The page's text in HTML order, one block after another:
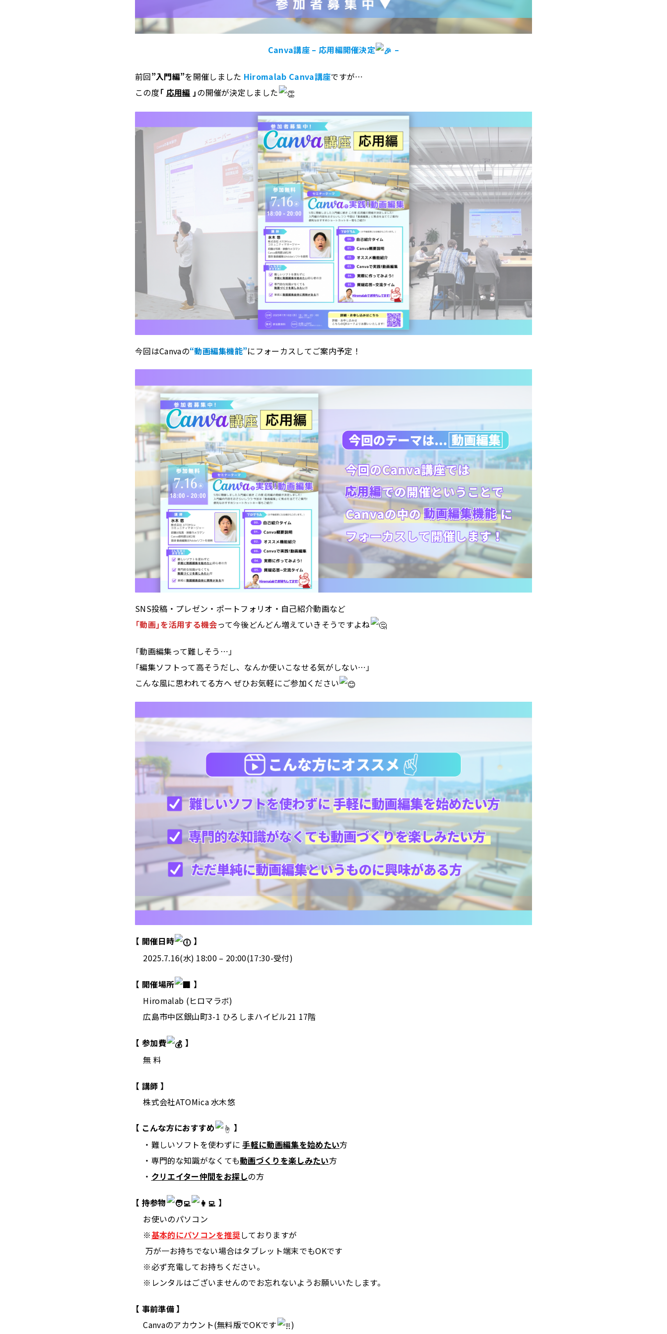
Canva講座 – 応用編開催決定 –
前回”入門編”を開催しました Hiromalab Canva講座ですが…
この度「 応用編 」の開催が決定しました
今回はCanvaの“動画編集機能”にフォーカスしてご案内予定！
SNS投稿・プレゼン・ポートフォリオ・自己紹介動画など
「動画」を活用する機会って今後どんどん増えていきそうですよね
「動画編集って難しそう…」
「編集ソフトって高そうだし、なんか使いこなせる気がしない…」
こんな風に思われてる方へ ぜひお気軽にご参加ください
【 開催日時
】
2025.7.16(水) 18:00 – 20:00(17:30-受付)
⁡【 開催場所
】
Hiromalab (ヒロマラボ)
広島市中区銀山町3-1 ひろしまハイビル21 17階
⁡【 参加費
】
無 料
【 講師 】
株式会社ATOMica 水木悠
【 こんな方におすすめ
】
・難しいソフトを使わずに手軽に動画編集を始めたい方
・専門的な知識がなくても動画づくりを楽しみたい方
・ クリエイター仲間をお探しの方
【 持参物
】
お使いのパソコン
※基本的にパソコンを推奨しておりますが
万が一お持ちでない場合はタブレット端末でもOKです
※必ず充電してお持ちください。
※レンタルはございませんのでお忘れないようお願いいたします。
【 事前準備 】
Canvaのアカウント(無料版でOKです
)